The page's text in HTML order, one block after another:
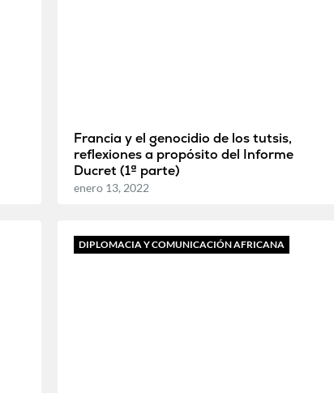
Francia y el genocidio de los tutsis,
reflexiones a propósito del Informe
Ducret (1ª parte)
enero 13, 2022
DIPLOMACIA Y COMUNICACIÓN AFRICANA